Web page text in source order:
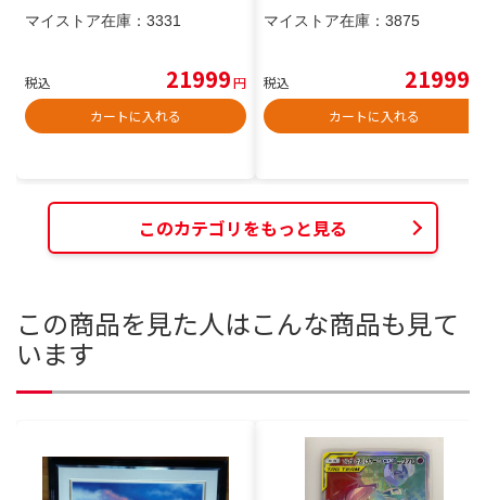
マイストア在庫： 3331
税込 21999円
カートに入れる
マイストア在庫： 3875
税込 21999
カートに入れる
このカテゴリをもっと見る
この商品を見た人はこんな商品も見て
います